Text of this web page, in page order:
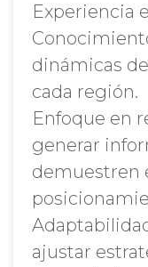
Experiencia
dinámicas
cada región.
Enfoque en
generar
demuestren
ajustar